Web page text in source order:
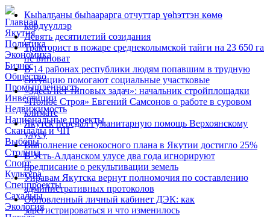
Главная
Якутия
Политика
Экономика
Бизнес
Общество
Промышленность
Инвестиции
Недвижимость
Национальные проекты
Скандалы и ЧП
Выборы
Столица
Спорт
Культура
Спецпроекты
Сахалыы
Экология
Кыһалҕаны быһаарарга отчуттар үөһэттэн көмө
көрдүүллэр
Девять десятилетий созидания
Тракторист в пожаре среднеколымской тайги на 23 650 га
не виноват
В 14 районах республики людям попавшим в трудную
ситуацию помогают социальные участковые
«Здесь нет типовых задач»: начальник стройплощадки
«Полюс Строя» Евгений Самсонов о работе в суровом
климате
Якутск передал гуманитарную помощь Верхоянскому
улусу
Выполнение сенокосного плана в Якутии достигло 25%
В Усть-Алданском улусе два года игнорируют
предписание о рекультивации земель
Управам Якутска вернут полномочия по составлению
административных протоколов
Обновленный личный кабинет ДЭК: как
зарегистрироваться и что изменилось